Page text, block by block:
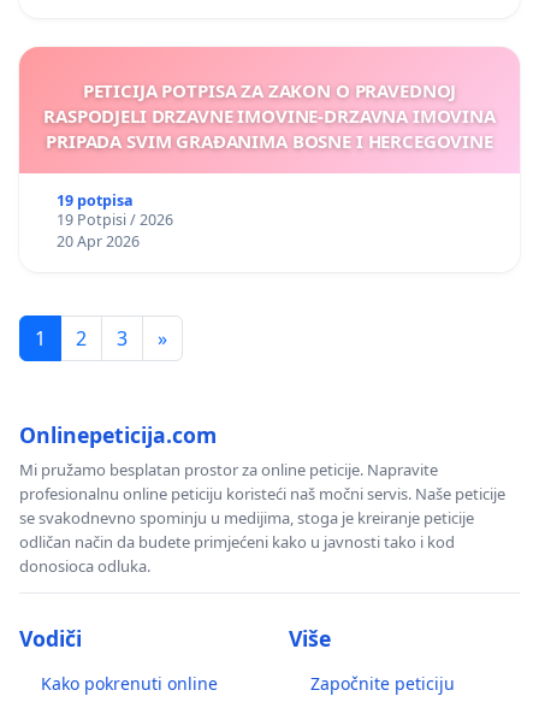
PETICIJA POTPISA ZA ZAKON O PRAVEDNOJ
RASPODJELI DRZAVNE IMOVINE-DRZAVNA IMOVINA
PRIPADA SVIM GRAĐANIMA BOSNE I HERCEGOVINE
19 potpisa
19 Potpisi / 2026
20 Apr 2026
1 2 3 »
Onlinepeticija.com
Mi pružamo besplatan prostor za online peticije. Napravite
profesionalnu online peticiju koristeći naš močni servis. Naše peticije
se svakodnevno spominju u medijima, stoga je kreiranje peticije
odličan način da budete primjećeni kako u javnosti tako i kod
donosioca odluka.
Vodiči
Kako pokrenuti online
Više
Započnite peticiju